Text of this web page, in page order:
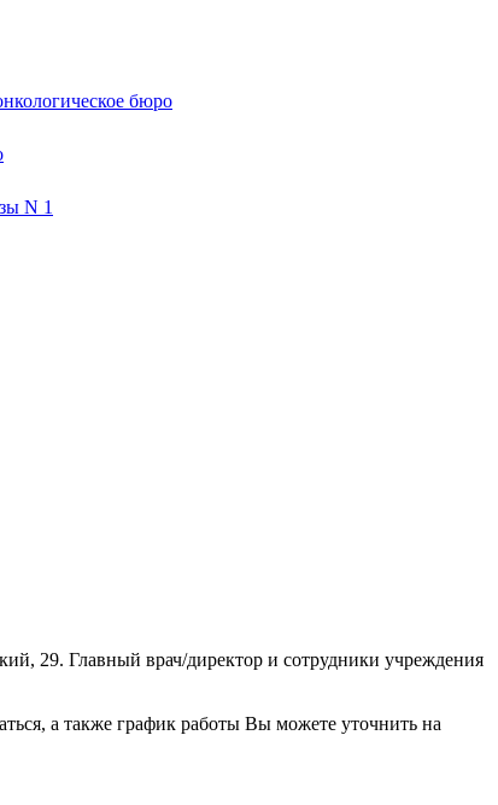
бюро
N 1
29. Главный врач/директор и сотрудники учреждения
а также график работы Вы можете уточнить на